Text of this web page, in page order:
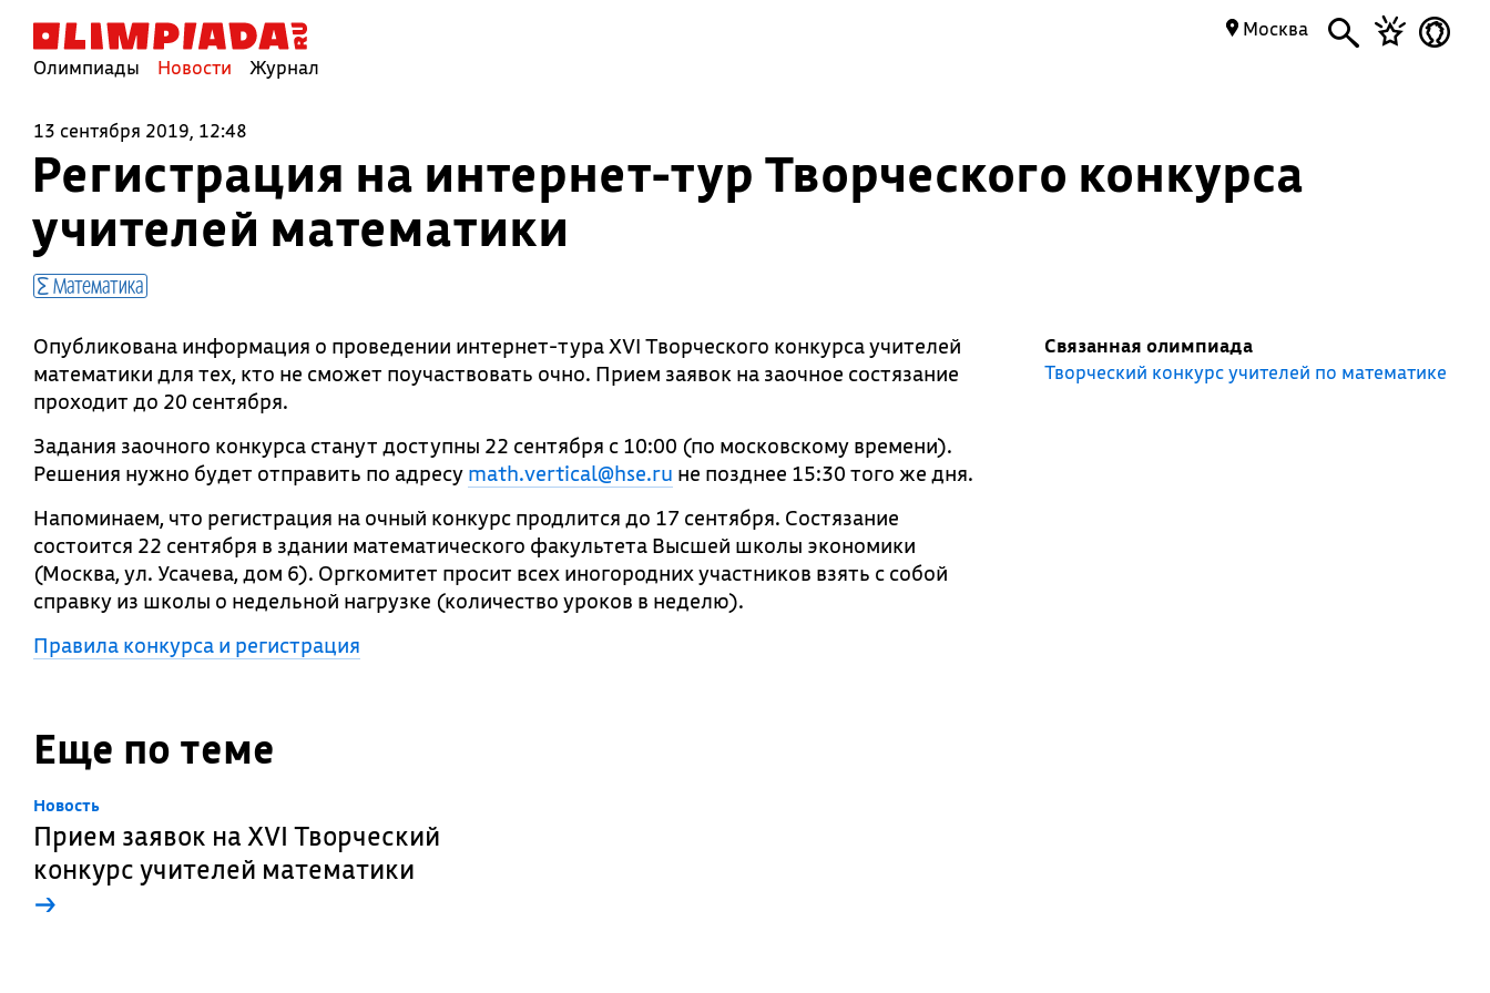
Олимпиады Новости Журнал
Москва
13 сентября 2019, 12:48
Регистрация на интернет-тур Творческого конкурса
учителей математики
Математика
Опубликована информация о проведении интернет-тура XVI Творческого конкурса учителей
математики для тех, кто не сможет поучаствовать очно. Прием заявок на заочное состязание
проходит до 20 сентября.
Задания заочного конкурса станут доступны 22 сентября с 10:00 (по московскому времени).
Решения нужно будет отправить по адресу math.vertical@hse.ru не позднее 15:30 того же дня.
Напоминаем, что регистрация на очный конкурс продлится до 17 сентября. Состязание
состоится 22 сентября в здании математического факультета Высшей школы экономики
(Москва, ул. Усачева, дом 6). Оргкомитет просит всех иногородних участников взять с собой
справку из школы о недельной нагрузке (количество уроков в неделю).
Правила конкурса и регистрация
Связанная олимпиада
Творческий конкурс учителей по математике
Еще по теме
Новость
Прием заявок на XVI Творческий
конкурс учителей математики
→